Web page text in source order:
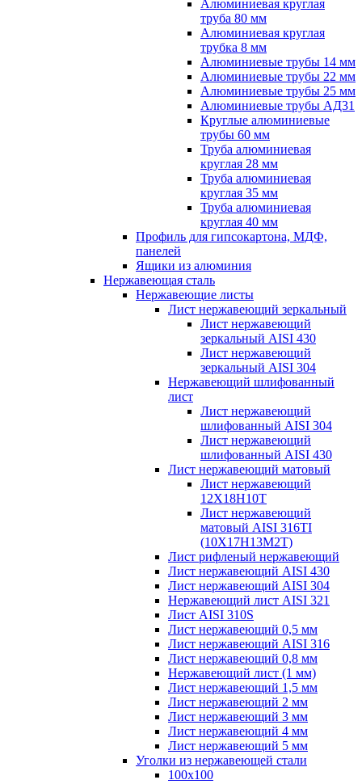
Алюминиевая круглая
труба 80 мм
Алюминиевая круглая
трубка 8 мм
Алюминиевые трубы 14 мм
Алюминиевые трубы 22 мм
Алюминиевые трубы 25 мм
Алюминиевые трубы АД31
Круглые алюминиевые
трубы 60 мм
Труба алюминиевая
круглая 28 мм
Труба алюминиевая
круглая 35 мм
Труба алюминиевая
круглая 40 мм
Профиль для гипсокартона, МДФ,
панелей
Ящики из алюминия
Нержавеющая сталь
Нержавеющие листы
Лист нержавеющий зеркальный
Лист нержавеющий
зеркальный AISI 430
Лист нержавеющий
зеркальный AISI 304
Нержавеющий шлифованный
лист
Лист нержавеющий
шлифованный AISI 304
Лист нержавеющий
шлифованный AISI 430
Лист нержавеющий матовый
Лист нержавеющий
12X18H10T
Лист нержавеющий
матовый AISI 316TI
(10Х17Н13М2Т)
Лист рифленый нержавеющий
Лист нержавеющий AISI 430
Лист нержавеющий AISI 304
Нержавеющий лист AISI 321
Лист AISI 310S
Лист нержавеющий 0,5 мм
Лист нержавеющий AISI 316
Лист нержавеющий 0,8 мм
Нержавеющий лист (1 мм)
Лист нержавеющий 1,5 мм
Лист нержавеющий 2 мм
Лист нержавеющий 3 мм
Лист нержавеющий 4 мм
Лист нержавеющий 5 мм
Уголки из нержавеющей стали
100х100